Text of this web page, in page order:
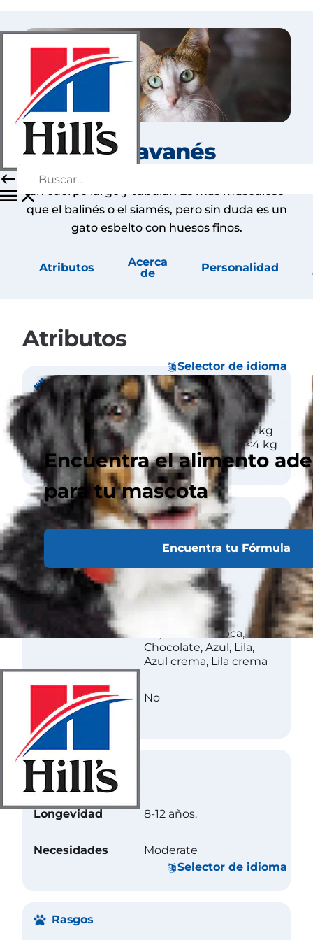
Selector de idioma
Encuentra el alimento
para tu mascota
Encuentra tu Fórmula
Selector de idioma
El Javanés
El javanés es un gato de tamaño mediano con
un cuerpo largo y tubular. Es más musculoso
que el balinés o el siamés, pero sin duda es un
gato esbelto con huesos finos.
Atributos
Acerca
de
Personalidad
Atributos
Tamaño
Peso
Macho mediano 4-5 kg
Hembra pequeña <4 kg
Abrigo
Longitud
Textura Liso
Color
Rojo, Crema, Foca,
Chocolate, Azul, Lila,
Azul crema, Lila crema
Less Allergenic No
Cuidados
Longevidad 8-12 años.
Necesidades Moderate
Rasgos